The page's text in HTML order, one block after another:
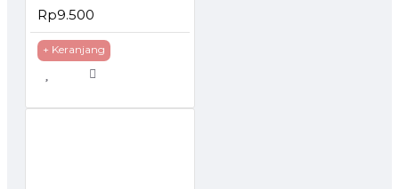
Rp9.500
+ Keranjang